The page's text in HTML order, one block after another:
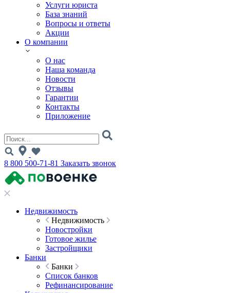
Услуги юриста
База знаний
Вопросы и ответы
Акции
О компании
О нас
Наша команда
Новости
Отзывы
Гарантии
Контакты
Приложение
8 800 500-71-81 Заказать звонок
Недвижимость
Недвижимость
Новостройки
Готовое жилье
Застройщики
Банки
Банки
Список банков
Рефинансирование